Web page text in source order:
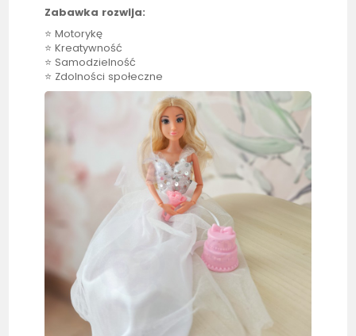
Zabawka rozwija:
⭐ Motorykę
⭐ Kreatywność
⭐ Samodzielność
⭐ Zdolności społeczne